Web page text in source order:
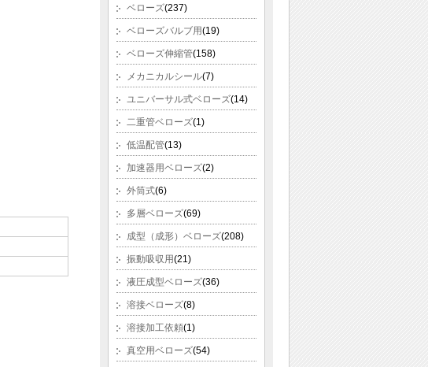
ベローズ(237)
ベローズバルブ用(19)
ベローズ伸縮管(158)
メカニカルシール(7)
ユニバーサル式ベローズ(14)
二重管ベローズ(1)
低温配管(13)
加速器用ベローズ(2)
外筒式(6)
多層ベローズ(69)
成型（成形）ベローズ(208)
振動吸収用(21)
液圧成型ベローズ(36)
溶接ベローズ(8)
溶接加工依頼(1)
真空用ベローズ(54)